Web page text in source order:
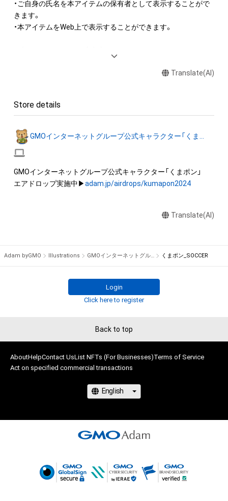
・ご自身の氏名を本アイテムの保有者として表示することがで
きます。
・本アイテムをWeb上で表示することができます。
・本アイテムを印刷し公衆に向けて展示、販売、譲渡、貸与、頒布
・本アイテムに関する創作物（画像および映像、音楽、商標または
産権（著作権、特許権、実用新案権、商標権、意匠権その他の知的
財産権（それらの権利を取得し、又はそれらの権利につき登録等
を出願する権利を含みます。）を意味します。）は、本アイテムの
作成者または第三者のライセンス保有者によって保護されてい
ます。そのため、本アイテムを保有していたとしても、本アイテ
・本アイテムの作成者または第三者のライセンス保有者からの
成者または第三者のライセンス保有者が不適切であると判断し
た場合、利用をお断りさせていただきます。
因で発生したものであっても、本アイテムの作成者または第三
者のライセンス保有者は、何らの法的責任も負わないものとし
ます。
・上記で定める規定に違反した場合、作成者に生じた損害を保有
Translate(AI)
Store details
GMOインターネットグループ公式キャラクター「くまポン」
エアドロップ実施中▶adam.jp/airdrops/kumapon2024
Translate(AI)
Adam byGMO Illustrations GMOインターネットグループ公式キャラクター「くまポン」 くまポン_SOCCER
Login
Click here to register
Back to top
AboutHelpContact UsList NFTs (For Businesses)Terms of Service
Act on specified commercial transactions